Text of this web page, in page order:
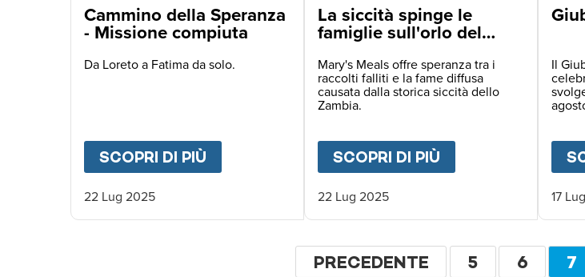
Cammino della Speranza
- Missione compiuta
Da Loreto a Fatima da solo.
SCOPRI DI PIÙ CAMMINO DELLA SPERANZA -
22 Lug 2025
La siccità spinge le
famiglie sull'orlo del
baratro in Zambia
Mary's Meals offre speranza tra i
raccolti falliti e la fame diffusa
causata dalla storica siccità dello
Zambia.
SCOPRI DI PIÙ LA
22 Lug 2025
Il
17
Paginazione
PAGINA
PRECEDENTE PAGINA
5 PAGINA
6 7